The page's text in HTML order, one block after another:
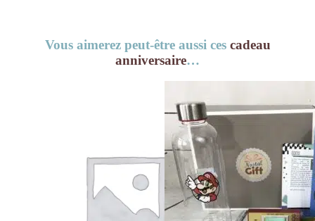
Vous aimerez peut-être aussi ces cadeau
anniversaire…